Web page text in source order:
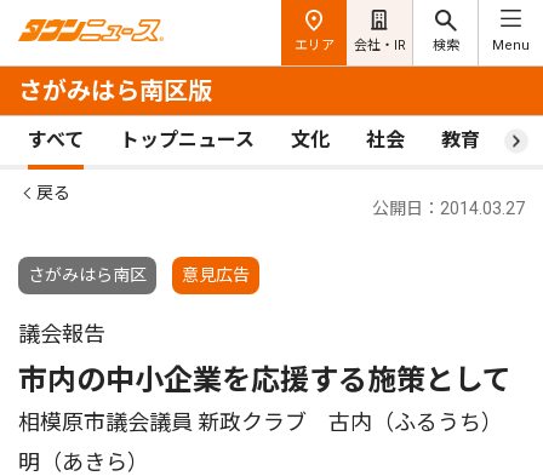
エリア 会社・IR 検索 Menu
さがみはら南区版
すべて トップニュース 文化 社会 教育 ス
戻る
さがみはら南区 意見広告
公開日：2014.03.27
議会報告
市内の中小企業を応援する施策として
相模原市議会議員 新政クラブ 古内（ふるうち）
明（あきら）